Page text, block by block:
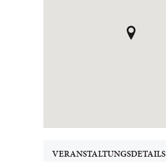
VERANSTALTUNGSDETAILS